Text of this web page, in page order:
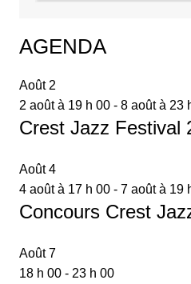
AGENDA
Août 2
2 août à 19 h 00- 8 août à 23
Crest Jazz Festival
Août4
4 août à 17 h 00- 7 août à 19
Concours Crest
Août7
18 h 00- 23 h 00